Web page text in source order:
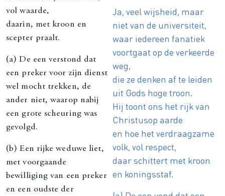
vol waarde,
daarin, met kroon en
scepter praalt.
(a) De een verstond dat
een preker voor zijn dienst
wel mocht trekken, de
ander niet, waarop nabij
een grote scheuring was
gevolgd.
(b) Een rijke weduwe liet,
met voorgaande
bewilliging van een preker
en een oudste der
Ja, veel wijsheid, maar
niet van de universiteit,
waar iedereen fanatiek
voortgaat op de verkeerde
weg,
die ze denken af te leiden
uit Gods hoge troon.
Hij toont ons het rijk van
Christusop aarde
en hoe het verdraagzame
volk, vol respect,
daar schittert met kroon
en koningsstaf.